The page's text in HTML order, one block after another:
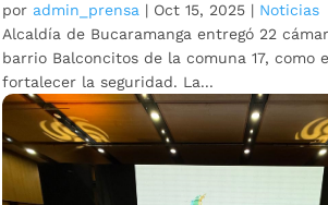
por admin_prensa | Oct 15, 2025 | Noticias
Alcaldía de Bucaramanga entregó 22
barrio Balconcitos de la comuna 17, como
fortalecer la seguridad. La...